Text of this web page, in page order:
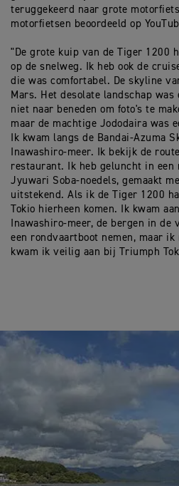
teruggekeerd naar grote
motorfietsen beoordeeld op
"De grote kuip van de Tiger 1200
op de snelweg. Ik heb ook de
die was comfortabel. De skyline
Mars. Het desolate landschap
niet naar beneden om foto's te
maar de machtige Jododaira was
Ik kwam langs de Bandai-Azuma
Inawashiro-meer. Ik bekijk de
restaurant. Ik heb geluncht in een
Jyuwari Soba-noedels, gemaakt
uitstekend. Als ik de Tiger 1200
Tokio hierheen komen. Ik kwam
Inawashiro-meer, de bergen in
een rondvaartboot nemen, maar
kwam ik veilig aan bij Triumph